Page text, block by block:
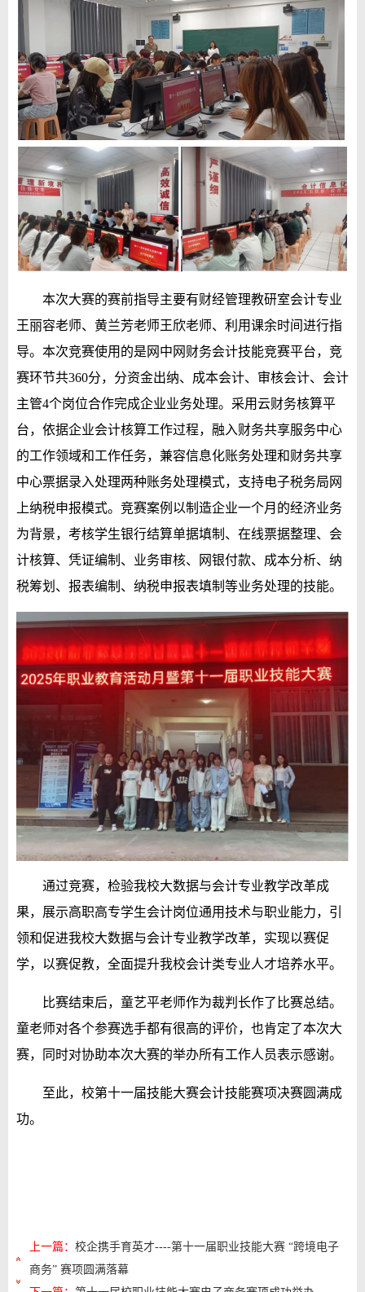
本次大赛的赛前指导主要有财经管理教研室会计专业
王丽容老师、黄兰芳老师王欣老师、利用课余时间进行指
导。本次竞赛使用的是网中网财务会计技能竞赛平台，竞
赛环节共360分，分资金出纳、成本会计、审核会计、会计
主管4个岗位合作完成企业业务处理。采用云财务核算平
台，依据企业会计核算工作过程，融入财务共享服务中心
的工作领域和工作任务，兼容信息化账务处理和财务共享
中心票据录入处理两种账务处理模式，支持电子税务局网
上纳税申报模式。竞赛案例以制造企业一个月的经济业务
为背景，考核学生银行结算单据填制、在线票据整理、会
计核算、凭证编制、业务审核、网银付款、成本分析、纳
税筹划、报表编制、纳税申报表填制等业务处理的技能。
通过竞赛，检验我校大数据与会计专业教学改革成
果，展示高职高专学生会计岗位通用技术与职业能力，引
领和促进我校大数据与会计专业教学改革，实现以赛促
学，以赛促教，全面提升我校会计类专业人才培养水平。
比赛结束后，童艺平老师作为裁判长作了比赛总结。
童老师对各个参赛选手都有很高的评价，也肯定了本次大
赛，同时对协助本次大赛的举办所有工作人员表示感谢。
至此，校第十一届技能大赛会计技能赛项决赛圆满成
功。
上一篇： 校企携手育英才----第十一届职业技能大赛 “跨境电子
商务” 赛项圆满落幕